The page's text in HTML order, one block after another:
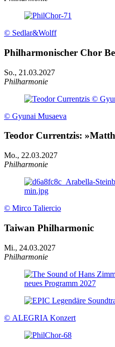
© Sedlar&Wolff
Philharmonischer Chor
So., 21.03.2027
Philharmonie
© Gyunai Musaeva
Teodor Currentzis:
Mo., 22.03.2027
Philharmonie
© Mirco Taliercio
Taiwan Philharmonic
Mi., 24.03.2027
Philharmonie
© ALEGRIA Konzert